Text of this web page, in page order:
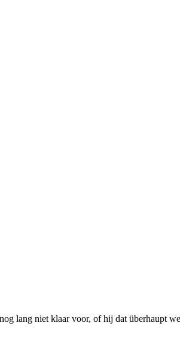
lang niet klaar voor, of hij dat überhaupt